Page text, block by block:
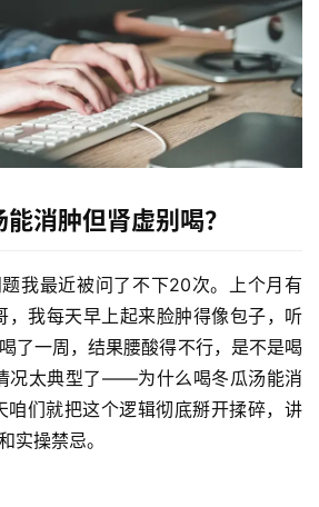
消肿但肾虚别喝？
我最近被问了不下20次。上个月有
，我每天早上起来脸肿得像包子，听
了一周，结果腰酸得不行，是不是喝
况太典型了——为什么喝冬瓜汤能消
咱们就把这个逻辑彻底掰开揉碎，讲
实操禁忌。